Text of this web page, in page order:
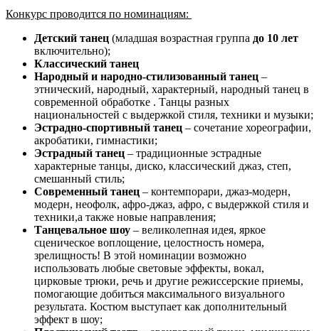
Конкурс проводится по номинациям:
Детский танец (младшая возрастная группа до 10 лет
включительно);
Классический танец
Народный и народно-стилизованный танец –
этнический, народный, характерный, народный танец в
современной обработке . Танцы разных
национальностей с выдержкой стиля, техники и музыки;
Эстрадно-спортивный танец – сочетание хореографии,
акробатики, гимнастики;
Эстрадный танец – традиционные эстрадные
характерные танцы, диско, классический джаз, степ,
смешанный стиль;
Современный танец – контемпорари, джаз-модерн,
модерн, неофолк, афро-джаз, афро, с выдержкой стиля и
техники,а также новые направления;
Танцевальное шоу – великолепная идея, яркое
сценическое воплощение, целостность номера,
зрелищность! В этой номинации возможно
использовать любые световые эффекты, вокал,
цирковые трюки, речь и другие режиссерские приемы,
помогающие добиться максимального визуального
результата. Костюм выступает как дополнительный
эффект в шоу;